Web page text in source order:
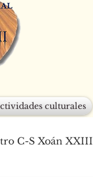
culturales
C-S Xoán XXIII